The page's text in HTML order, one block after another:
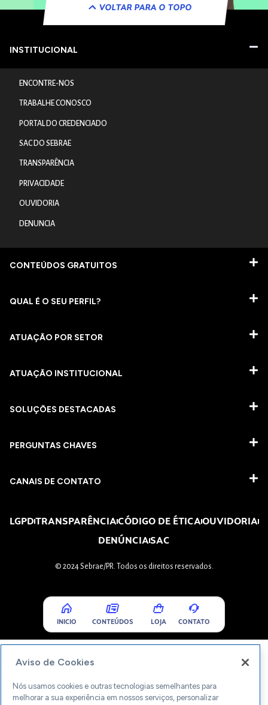
VOLTAR PARA O TOPO
INSTITUCIONAL
ENCONTRE-NOS
TRABALHE CONOSCO
PORTAL DO CREDENCIADO
SAC DO SEBRAE
TRANSPARÊNCIA
PRIVACIDADE
OUVIDORIA
DENUNCIA
CONTEÚDOS GRATUITOS
QUAL É O SEU PERFIL?
ATUAÇÃO POR SETOR
ATUAÇÃO INSTITUCIONAL
SOLUÇÕES DESTACADAS
PERGUNTAS CHAVES​
CANAIS DE CONTATO
LGPDTRANSPARÊNCIACÓDIGO DE ÉTICAOUVIDORIA
DENÚNCIASAC
© 2024 Sebrae/PR. Todos os direitos reservados.
INICIO CONTEÚDOS LOJA CONTATO
Aviso de Cookies
Nós usamos cookies e outras tecnologias semelhantes para
melhorar a sua experiência em nossos serviços, personalizar